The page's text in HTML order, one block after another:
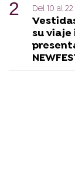
Del 10 al
su viaje